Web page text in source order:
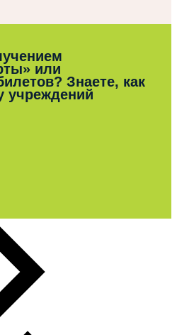
или
Знаете, как
учреждений